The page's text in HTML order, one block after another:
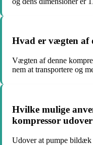
Hvad er vægten af
Vægten af ​​denne
nem at transportere og
Hvilke mulige
kompressor
Udover at pumpe bildæk